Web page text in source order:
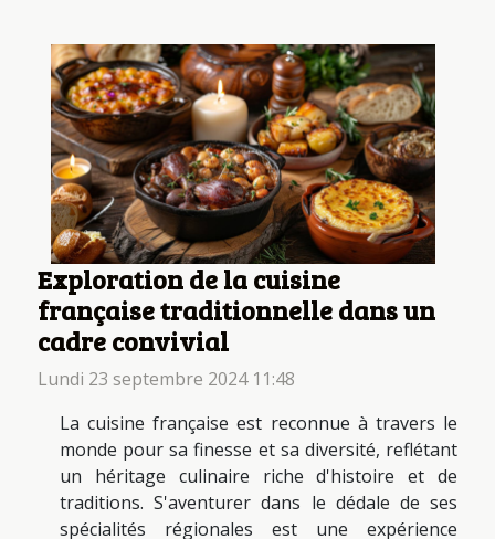
Exploration de la cuisine
française traditionnelle dans un
cadre convivial
Lundi 23 septembre 2024 11:48
La cuisine française est reconnue à travers le
monde pour sa finesse et sa diversité, reflétant
un héritage culinaire riche d'histoire et de
traditions. S'aventurer dans le dédale de ses
spécialités régionales est une expérience